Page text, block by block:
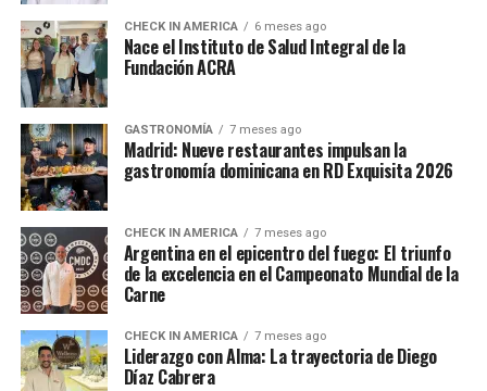
CHECK IN AMERICA 6 meses ago
Nace el Instituto de Salud Integral de la
Fundación ACRA
GASTRONOMÍA 7 meses ago
Madrid: Nueve restaurantes impulsan la
gastronomía dominicana en RD Exquisita 2026
CHECK IN AMERICA 7 meses ago
Argentina en el epicentro del fuego: El triunfo
de la excelencia en el Campeonato Mundial de la
Carne
CHECK IN AMERICA 7 meses ago
Liderazgo con Alma: La trayectoria de Diego
Díaz Cabrera